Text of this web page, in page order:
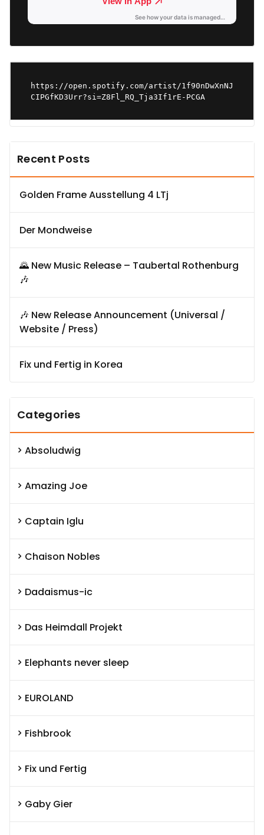
https://open.spotify.com/artist/1f90nDwXnNJ
CIPGfKD3Urr?si=Z8Fl_RQ_Tja3If1rE-PCGA
Recent Posts
Golden Frame Ausstellung 4 LTj
Der Mondweise
🌄 New Music Release – Taubertal Rothenburg
🎶
🎶 New Release Announcement (Universal /
Website / Press)
Fix und Fertig in Korea
Categories
Absoludwig
Amazing Joe
Captain Iglu
Chaison Nobles
Dadaismus-ic
Das Heimdall Projekt
Elephants never sleep
EUROLAND
Fishbrook
Fix und Fertig
Gaby Gier